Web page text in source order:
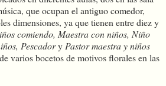
que ocupan el antiguo comedor,
dimensiones, ya que tienen entre diez y
comiendo, Maestra con niños, Niño
Pescadory Pastor maestra y niños
varios bocetos de motivos florales en las